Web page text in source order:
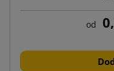
od